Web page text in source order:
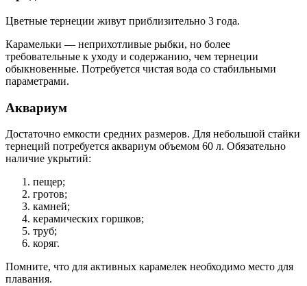
Цветные тернеции живут приблизительно 3 года.
Карамельки — неприхотливые рыбки, но более
требовательные к уходу и содержанию, чем тернеции
обыкновенные. Потребуется чистая вода со стабильными
параметрами.
Аквариум
Достаточно емкости средних размеров. Для небольшой стайки
тернеций потребуется аквариум объемом 60 л. Обязательно
наличие укрытий:
пещер;
гротов;
камней;
керамических горшков;
труб;
коряг.
Помните, что для активных карамелек необходимо место для
плавания.